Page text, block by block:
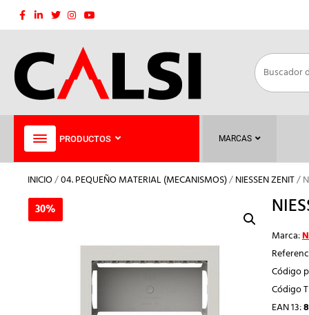
Saltar
PRODUCTOS MARCAS
INICIO/04. PEQUEÑO MATERIAL (MECANISMOS)/NIESSEN ZENIT/
30%
Marca:
Código
Código
EAN 13:
30%